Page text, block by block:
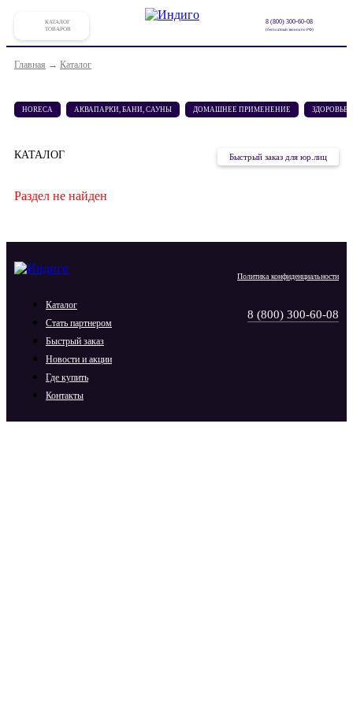
КАТАЛОГ
ТОВАРОВ
8 (800) 300-60-08
(бесплатный звонок по РФ)
Главная → Каталог
HORECA АКВАПАРКИ, БАНИ, САУНЫ ДОМАШНЕЕ ПРИМЕНЕНИЕ
КАТАЛОГ Быстрый заказ для юр.лиц
Раздел не найден
Политика конфиденциальности
8 (800) 300-60-08
Каталог
Стать партнером
Быстрый заказ
Новости и акции
Где купить
Контакты